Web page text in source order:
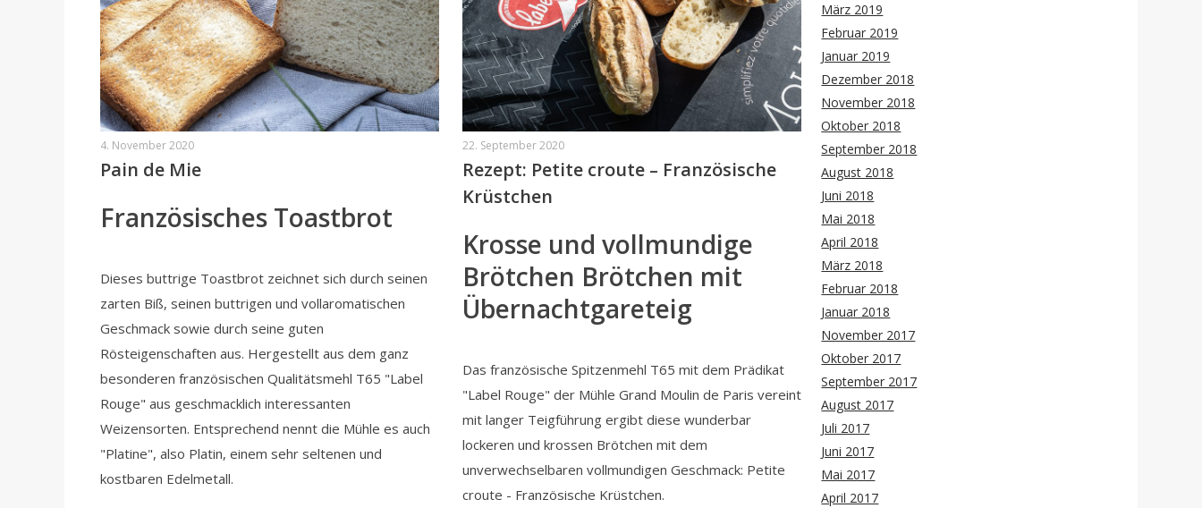
4. November 2020
Pain de Mie
Französisches Toastbrot
Dieses buttrige Toastbrot zeichnet sich durch seinen
zarten Biß, seinen buttrigen und vollaromatischen
Geschmack sowie durch seine guten
Rösteigenschaften aus. Hergestellt aus dem ganz
besonderen französischen Qualitätsmehl T65 "Label
Rouge" aus geschmacklich interessanten
Weizensorten. Entsprechend nennt die Mühle es auch
"Platine", also Platin, einem sehr seltenen und
kostbaren Edelmetall.
22. September 2020
Rezept: Petite croute – Französische
Krüstchen
Krosse und vollmundige
Brötchen Brötchen mit
Übernachtgareteig
Das französische Spitzenmehl T65 mit dem Prädikat
"Label Rouge" der Mühle Grand Moulin de Paris vereint
mit langer Teigführung ergibt diese wunderbar
lockeren und krossen Brötchen mit dem
unverwechselbaren vollmundigen Geschmack: Petite
croute - Französische Krüstchen.
März 2019
Februar 2019
Januar 2019
Dezember 2018
November 2018
Oktober 2018
September 2018
August 2018
Juni 2018
Mai 2018
April 2018
März 2018
Februar 2018
Januar 2018
November 2017
Oktober 2017
September 2017
August 2017
Juli 2017
Juni 2017
Mai 2017
April 2017